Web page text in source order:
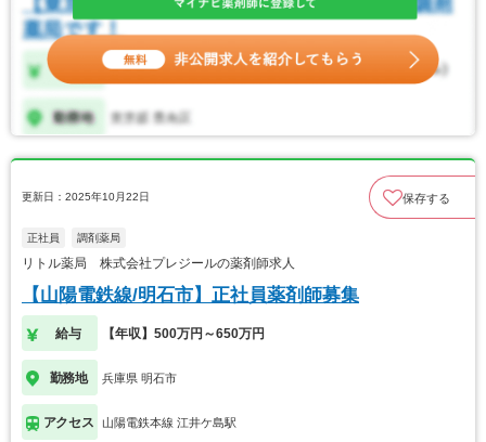
更新日：2025年10月22日 保存する
正社員 調剤薬局
リトル薬局 株式会社プレジールの薬剤師求人
【山陽電鉄線/明石市】正社員薬剤師募集
給与 【年収】500万円～650万円
勤務地 兵庫県 明石市
アクセス 山陽電鉄本線 江井ケ島駅